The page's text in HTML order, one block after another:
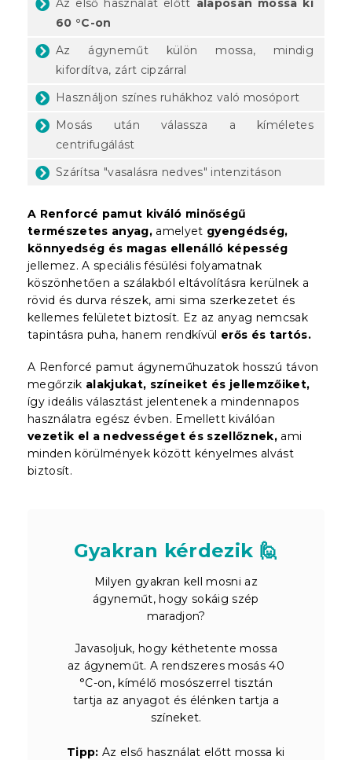
Az első használat előtt alaposan mossa ki
60 °C-on
Az ágyneműt külön mossa, mindig
kifordítva, zárt cipzárral
Használjon színes ruhákhoz való mosóport
Mosás után válassza a kíméletes
centrifugálást
Szárítsa "vasalásra nedves" intenzitáson
A Renforcé pamut kiváló minőségű
természetes anyag, amelyet gyengédség,
könnyedség és magas ellenálló képesség
jellemez. A speciális fésülési folyamatnak
köszönhetően a szálakból eltávolításra kerülnek a
rövid és durva részek, ami sima szerkezetet és
kellemes felületet biztosít. Ez az anyag nemcsak
tapintásra puha, hanem rendkívül erős és tartós.
A Renforcé pamut ágyneműhuzatok hosszú távon
megőrzik alakjukat, színeiket és jellemzőiket,
így ideális választást jelentenek a mindennapos
használatra egész évben. Emellett kiválóan
vezetik el a nedvességet és szellőznek, ami
minden körülmények között kényelmes alvást
biztosít.
Gyakran kérdezik 🙋
Milyen gyakran kell mosni az
ágyneműt, hogy sokáig szép
maradjon?
Javasoljuk, hogy kéthetente mossa
az ágyneműt. A rendszeres mosás 40
°C-on, kímélő mosószerrel tisztán
tartja az anyagot és élénken tartja a
színeket.
Tipp: Az első használat előtt mossa ki